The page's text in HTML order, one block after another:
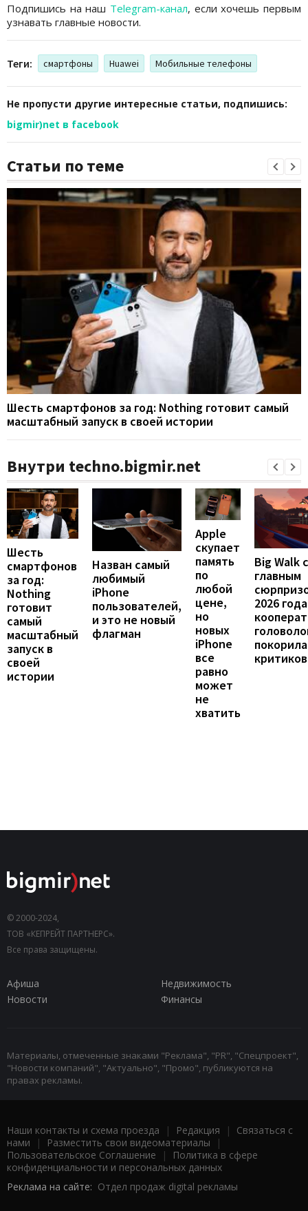
Подпишись на наш Telegram-канал, если хочешь первым
узнавать главные новости.
Теги: смартфоны Huawei Мобильные телефоны
Не пропусти другие интересные статьи, подпишись:
bigmir)net в facebook
Статьи по теме
Шесть смартфонов за год: Nothing готовит самый
масштабный запуск в своей истории
Внутри techno.bigmir.net
Шесть
смартфонов
за год:
Nothing
готовит
самый
масштабный
запуск в
своей
истории
Назван самый
любимый
iPhone
пользователей,
и это не новый
флагман
Apple
скупает
память
по
любой
цене,
но
новых
iPhone
все
равно
может
не
хватить
Big Walk
главным
2026
покорила
критиков
© 2000-2024,
ТОВ «КЕПРЕЙТ ПАРТНЕРС».
Все права защищены.
Афиша
Недвижимость
Новости
Финансы
Материалы, отмеченные знаками "Реклама", "PR", "Спецпроект",
"Новости компаний", "Актуально", "Промо", публикуются на
правах рекламы.
Наши контакты и схема проезда | Редакция | Связаться с
нами | Разместить свои видеоматериалы |
Пользовательское Соглашение |
Политика в сфере
конфиденциальности и персональных данных
Реклама на сайте: Отдел продаж digital рекламы